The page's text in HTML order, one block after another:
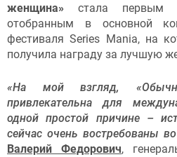
женщина» стала первым
отобранным в основной
фестиваля Series Mania, на
получила награду за лучшую
«На мой взгляд,
привлекательна для
одной простой причине –
сейчас очень востребованы
Валерий Федорович,